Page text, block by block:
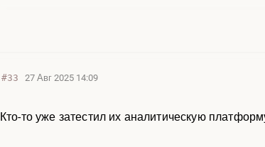
#33 27 Авг 2025 14:09
Кто-то уже затестил их аналитическую